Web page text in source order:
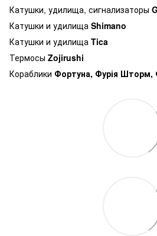
Катушки, удилища, сигнализаторы
Катушки и удилища Shimano
Катушки и удилища Tica
Термосы Zojirushi
Кораблики Фортуна, Фурія